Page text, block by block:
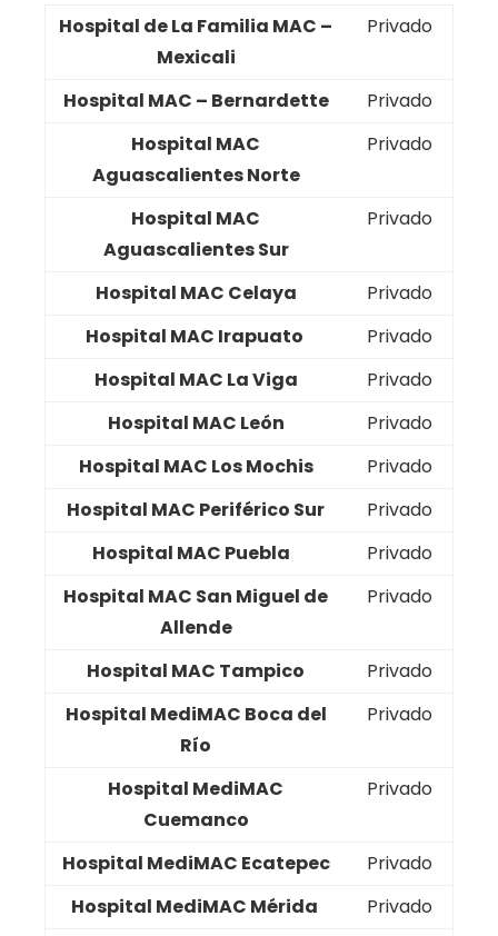
Hospital de La Familia MAC –
Mexicali
Privado
Hospital MAC – Bernardette
Privado
Hospital MAC
Aguascalientes Norte
Privado
Hospital MAC
Aguascalientes Sur
Privado
Hospital MAC Celaya
Privado
Hospital MAC Irapuato
Privado
Hospital MAC La Viga
Privado
Hospital MAC León
Privado
Hospital MAC Los Mochis
Privado
Hospital MAC Periférico Sur
Privado
Hospital MAC Puebla
Privado
Hospital MAC San Miguel de
Allende
Privado
Hospital MAC Tampico
Privado
Hospital MediMAC Boca del
Río
Privado
Hospital MediMAC
Cuemanco
Privado
Hospital MediMAC Ecatepec
Privado
Hospital MediMAC Mérida
Privado